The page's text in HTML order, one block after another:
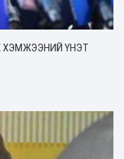
ХЭМЖЭЭНИЙ ҮНЭТ